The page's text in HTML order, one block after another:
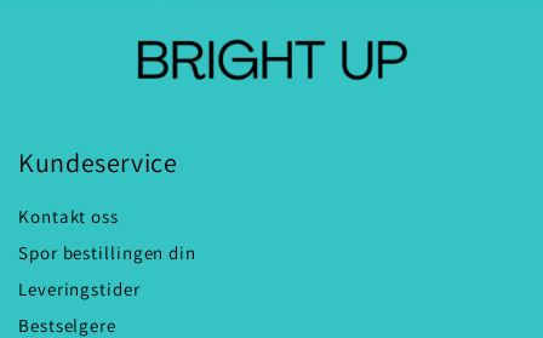
Kundeservice
Kontakt oss
Spor bestillingen din
Leveringstider
Bestselgere